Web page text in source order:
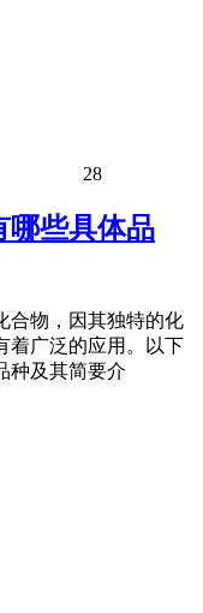
28
哪些具体品
物，因其独特的化
着广泛的应用。以下
种及其简要介